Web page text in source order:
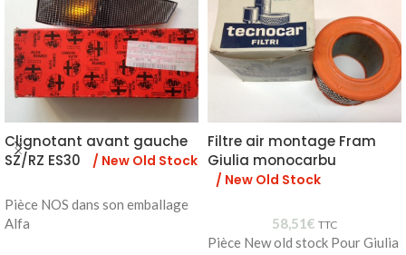
Clignotant avant gauche
SZ/RZ ES30
/ New Old Stock
Pièce NOS dans son emballage
Alfa
Filtre air montage Fram
Giulia monocarbu
/ New Old Stock
58,51€ TTC
Pièce New old stock Pour Giulia